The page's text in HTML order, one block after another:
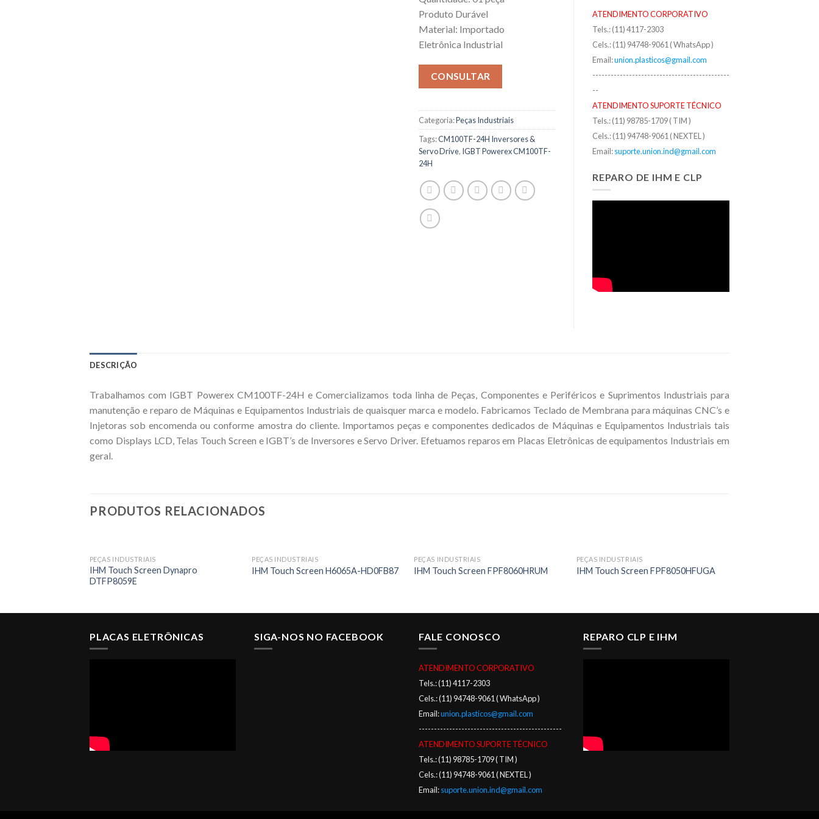
Produto Durável
Material: Importado
Eletrônica Industrial
CONSULTAR
Categoria:Peças Industriais
Tags:CM100TF-24H Inversores &
Servo Drive, IGBT Powerex CM100TF-
24H
ATENDIMENTO CORPORATIVO
Tels.: (11) 4117-2303
Cels.: (11) 94748-9061 ( WhatsApp )
Email:union.plasticos@gmail.com
---------------------------------------------
--
ATENDIMENTO SUPORTE TÉCNICO
Tels.: (11) 98785-1709 ( TIM )
Cels.: (11) 94748-9061 ( NEXTEL )
Email:suporte.union.ind@gmail.com
REPARO DE IHM E CLP
DESCRIÇÃO
Trabalhamos com IGBT Powerex CM100TF-24H e Comercializamos toda linha de Peças, Componentes e Periféricos e Suprimentos Industriais para
manutenção e reparo de Máquinas e Equipamentos Industriais de quaisquer marca e modelo. Fabricamos Teclado de Membrana para máquinas CNC’s e
Injetoras sob encomenda ou conforme amostra do cliente. Importamos peças e componentes dedicados de Máquinas e Equipamentos Industriais tais
como Displays LCD, Telas Touch Screen e IGBT’s de Inversores e Servo Driver. Efetuamos reparos em Placas Eletrônicas de equipamentos Industriais em
geral.
PRODUTOS RELACIONADOS
PEÇAS INDUSTRIAIS
IHM Touch Screen Dynapro
DTFP8059E
PEÇAS INDUSTRIAIS
IHM Touch Screen H6065A-HD0FB87
PEÇAS INDUSTRIAIS
IHM Touch Screen FPF8060HRUM
PEÇAS INDUSTRIAIS
IHM Touch Screen FPF8050HFUGA
PLACAS ELETRÔNICAS SIGA-NOS NO FACEBOOK FALE CONOSCO
ATENDIMENTO CORPORATIVO
Tels.: (11) 4117-2303
Cels.: (11) 94748-9061 ( WhatsApp )
Email:union.plasticos@gmail.com
-----------------------------------------------
ATENDIMENTO SUPORTE TÉCNICO
Tels.: (11) 98785-1709 ( TIM )
Cels.: (11) 94748-9061 ( NEXTEL )
Email:suporte.union.ind@gmail.com
REPARO CLP E IHM